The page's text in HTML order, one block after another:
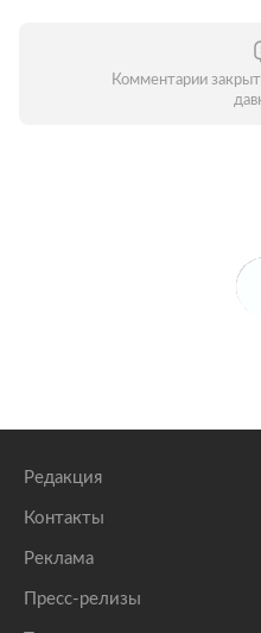
Комментарии
Редакция
Контакты
Реклама
Пресс-релизы